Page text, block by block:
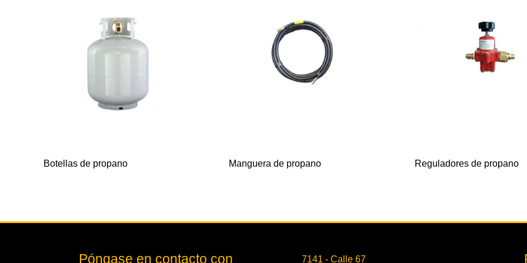
Botellas de propano Manguera de propano Reguladores de propano
Póngase en contacto con 7141 - Calle 67